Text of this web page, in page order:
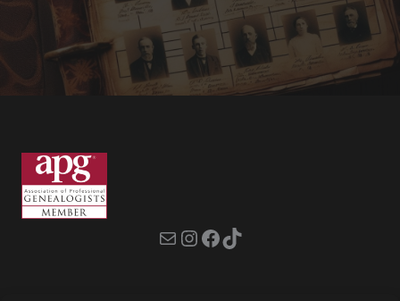
MailInstagram
Facebook
TikTok